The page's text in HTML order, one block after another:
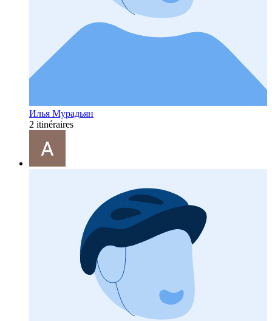
Илья Мурадьян
2 itinéraires